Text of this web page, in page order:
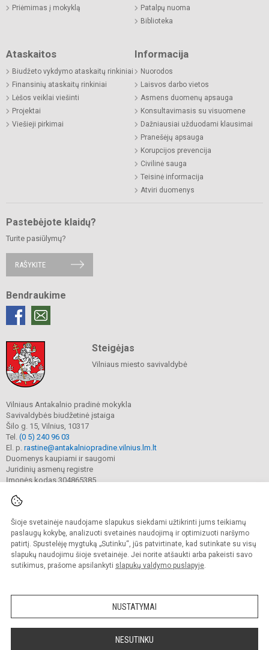
Šioje svetainėje naudojame slapukus siekdami užtikrinti jums teikiamų
paslaugų kokybę, analizuoti svetainės naudojimą ir optimizuoti naršymo
patirtį. Spustelėję mygtuką „Sutinku“, jūs patvirtinate, kad sutinkate su visų
slapukų naudojimu šioje svetainėje. Jei norite atšaukti arba pakeisti savo
sutikimus, prašome apsilankyti slapukų valdymo puslapyje.
NUSTATYMAI
NESUTINKU
Priėmimas į mokyklą
Patalpų nuoma
Biblioteka
Ataskaitos
Biudžeto vykdymo ataskaitų rinkiniai
Finansinių ataskaitų rinkiniai
Lėšos veiklai viešinti
Projektai
Viešieji pirkimai
Informacija
Nuorodos
Laisvos darbo vietos
Asmens duomenų apsauga
Konsultavimasis su visuomene
Dažniausiai užduodami klausimai
Pranešėjų apsauga
Korupcijos prevencija
Civilinė sauga
Teisinė informacija
Atviri duomenys
Pastebėjote klaidų?
Turite pasiūlymų?
RAŠYKITE
Bendraukime
Steigėjas
Vilniaus miesto savivaldybė
Vilniaus Antakalnio pradinė mokykla
Savivaldybės biudžetinė įstaiga
Šilo g. 15, Vilnius, 10317
Tel. (0 5) 240 96 03
El. p. rastine@antakalniopradine.vilnius.lm.lt
Duomenys kaupiami ir saugomi
Juridinių asmenų registre
Įmonės kodas 304865385
© 2023. Vilniaus Antakalnio pradinė mokykla. Visos teisės saugomos.
Kopijuoti turinį be raštiško gimnazijos sutikimo griežtai draudžiama.
Prieinamumo paraiška Slapukų valdymas
Sumanus būdas atnaujinti